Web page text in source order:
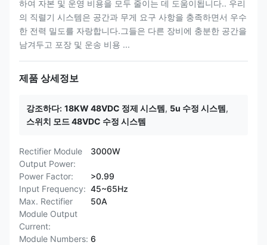
하여 자본 및 운영 비용을 모두 줄이는 데 도움이됩니다.. 우리
의 직렬기 시스템은 공간과 무게 요구 사항을 충족하면서 우수
한 전력 밀도를 자랑합니다.그들은 다른 장비에 충분한 공간을
남겨두고 포장 및 운송 비용 ...
제품 상세정보
강조하다: 18KW 48VDC 정제 시스템, 5u 수정 시스템,
스위치 모드 48VDC 수정 시스템
Rectifier Module
Output Power:
3000W
Power Factor:
>0.99
Input Frequency: 45~65Hz
Max. Rectifier
Module Output
Current:
50A
Module Numbers: 6